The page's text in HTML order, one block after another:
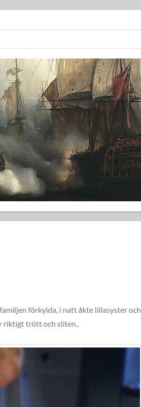
förkylda, i natt åkte lillasyster och
riktigt trött och sliten..